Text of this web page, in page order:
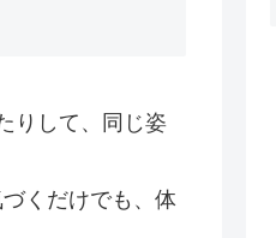
りして、同じ姿
くだけでも、体